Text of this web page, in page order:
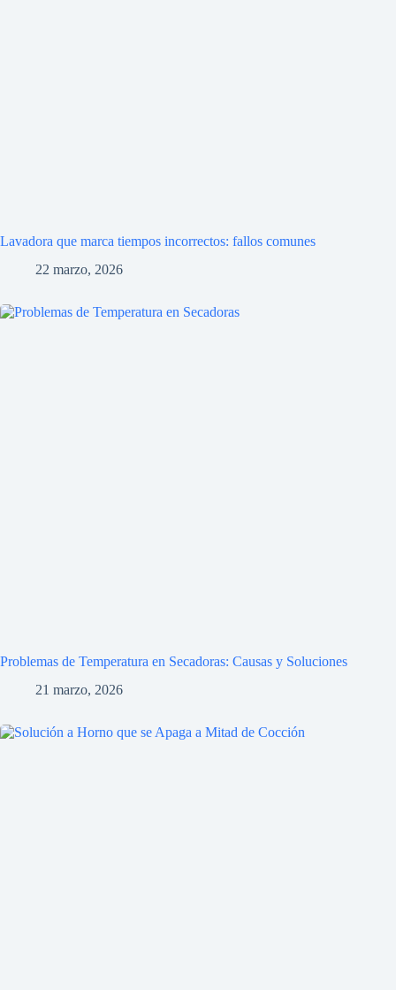
Lavadora que marca tiempos incorrectos: fallos comunes
22 marzo, 2026
Problemas de Temperatura en Secadoras: Causas y Soluciones
21 marzo, 2026